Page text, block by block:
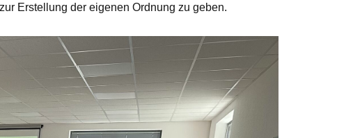
Erstellung der eigenen Ordnung zu geben.